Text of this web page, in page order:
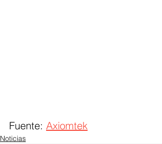
Fuente: Axiomtek
Noticias